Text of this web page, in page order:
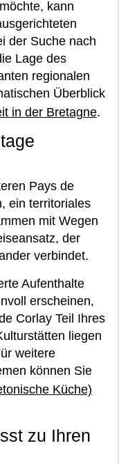
kann
der Suche nach
Lage des
regionalen
Überblick
in der Bretagne.
Pays de
ein territoriales
mit Wegen
der
verbindet.
Aufenthalte
erscheinen,
Corlay Teil Ihres
liegen
weitere
können Sie
Küche)
zu Ihren